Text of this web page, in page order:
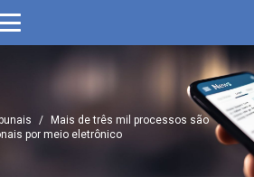
/
Mais de três mil processos são
por meio eletrônico